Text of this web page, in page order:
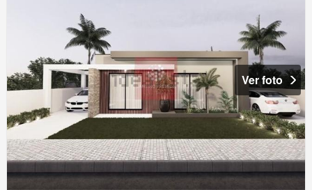
Ver foto